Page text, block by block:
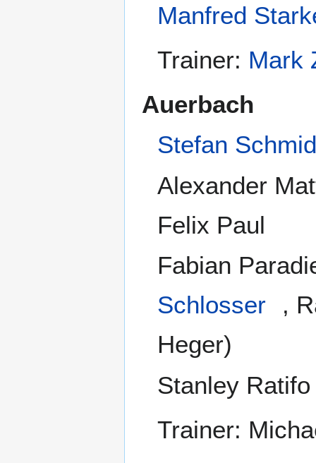
Manfred
Trainer: Mark
Auerbach
Stefan
Alexander
Felix Paul
Fabian
Schlosser
,
Heger)
Stanley
Trainer: